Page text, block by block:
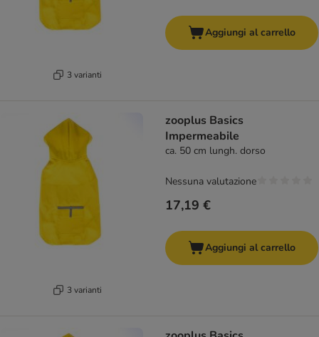
3 varianti
Aggiungi al carrello
3 varianti
zooplus Basics
Impermeabile
ca. 50 cm lungh. dorso
17,19 €
Nessuna valutazione
Aggiungi al carrello